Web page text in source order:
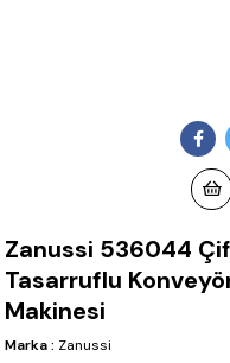
Zanussi 536044
Tasarruflu
Makinesi
Marka : Zanussi